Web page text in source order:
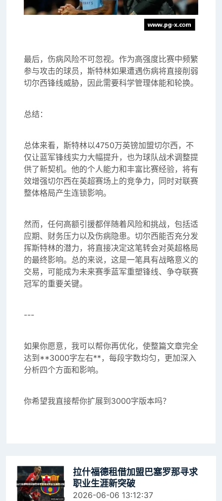
最后，伤病风险不可忽视。作为高强度比赛中频繁
参与攻击的球员，斯特林如果遭遇伤病将直接削弱
切尔西锋线威胁，因此需要科学管理体能和轮换。
总结：
总体来看，斯特林以4750万英镑加盟切尔西，不
仅让蓝军锋线实力大幅提升，也为球队战术调整提
供了新契机。他的个人能力和丰富比赛经验，将有
效增强切尔西在英超赛场上的竞争力，同时对联赛
整体格局产生连锁影响。
然而，任何高额引援都伴随着风险和挑战，包括适
应期、财务压力以及伤病隐患。切尔西能否充分发
挥斯特林的潜力，将直接决定这笔转会对英超格局
的最终影响。总的来说，这是一笔具有战略意义的
交易，可能成为未来赛季蓝军重塑锋线、争夺联赛
冠军的重要关键。
---
如果你愿意，我可以帮你再优化，使整篇文章完全
达到**3000字左右**，每段字数均匀，更加深入
分析四个方面和影响。
你希望我直接帮你扩展到3000字版本吗？
拉什福德租借加盟巴塞罗那寻求
职业生涯新突破
2026-06-06 13:12:37